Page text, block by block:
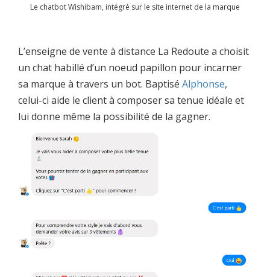
Le chatbot Wishibam, intégré sur le site internet de la marque
L’enseigne de vente à distance La Redoute a choisit
un chat habillé d’un noeud papillon pour incarner
sa marque à travers un bot. Baptisé Alphonse,
celui-ci aide le client à composer sa tenue idéale et
lui donne même la possibilité de la gagner.